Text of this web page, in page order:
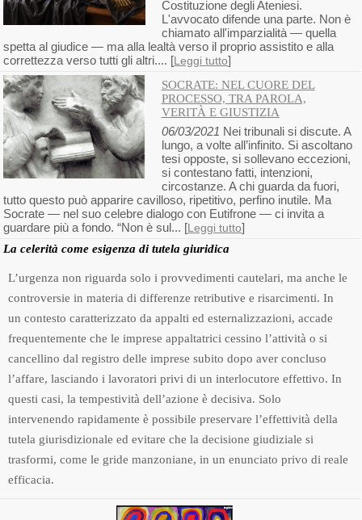
Costituzione degli Ateniesi.
L'avvocato difende una parte. Non è
chiamato all'imparzialità — quella
spetta al giudice — ma alla lealtà verso il proprio assistito e alla
correttezza verso tutti gli altri.... [Leggi tutto]
SOCRATE: NEL CUORE DEL
PROCESSO, TRA PAROLA,
VERITÀ E GIUSTIZIA
06/03/2021 Nei tribunali si discute. A
lungo, a volte all’infinito. Si ascoltano
tesi opposte, si sollevano eccezioni,
si contestano fatti, intenzioni,
circostanze. A chi guarda da fuori,
tutto questo può apparire cavilloso, ripetitivo, perfino inutile. Ma
Socrate — nel suo celebre dialogo con Eutifrone — ci invita a
guardare più a fondo. “Non è sul... [Leggi tutto]
La celerità come esigenza di tutela giuridica
L’urgenza non riguarda solo i provvedimenti cautelari, ma anche le
controversie in materia di differenze retributive e risarcimenti. In
un contesto caratterizzato da appalti ed esternalizzazioni, accade
frequentemente che le imprese appaltatrici cessino l’attività o si
cancellino dal registro delle imprese subito dopo aver concluso
l’affare, lasciando i lavoratori privi di un interlocutore effettivo. In
questi casi, la tempestività dell’azione è decisiva. Solo
intervenendo rapidamente è possibile preservare l’effettività della
tutela giurisdizionale ed evitare che la decisione giudiziale si
trasformi, come le gride manzoniane, in un enunciato privo di reale
efficacia.